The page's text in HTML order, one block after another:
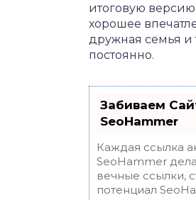
итоговую версию
хорошее
дружная семья и
постоянно.
Забиваем
SeoHammer
Каждая ссылка
SeoHammer
вечные ссылки,
потенциал